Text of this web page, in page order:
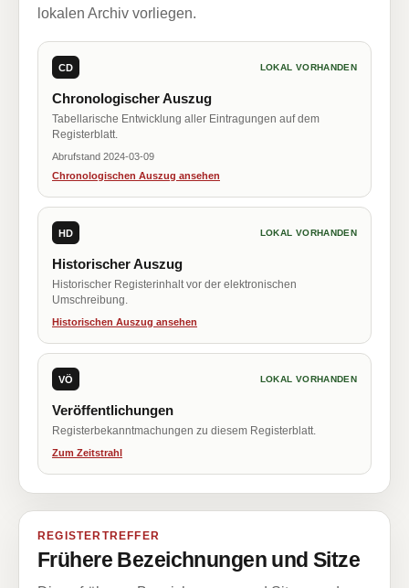
lokalen Archiv vorliegen.
CD LOKAL VORHANDEN
Chronologischer Auszug
Tabellarische Entwicklung aller Eintragungen auf dem
Registerblatt.
Abrufstand 2024-03-09
Chronologischen Auszug ansehen
HD LOKAL VORHANDEN
Historischer Auszug
Historischer Registerinhalt vor der elektronischen
Umschreibung.
Historischen Auszug ansehen
VÖ LOKAL VORHANDEN
Veröffentlichungen
Registerbekanntmachungen zu diesem Registerblatt.
Zum Zeitstrahl
REGISTERTREFFER
Frühere Bezeichnungen und Sitze